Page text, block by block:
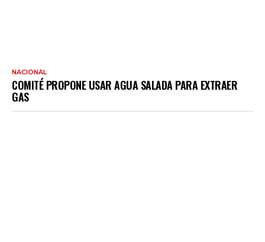
NACIONAL
COMITÉ PROPONE USAR AGUA SALADA PARA EXTRAER
GAS